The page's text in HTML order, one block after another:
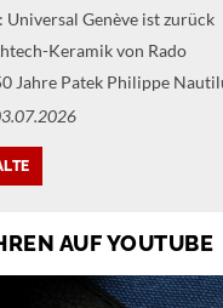
Universal Genève ist zurück
Keramik von Rado
Jahre Patek Philippe
AUF YOUTUBE